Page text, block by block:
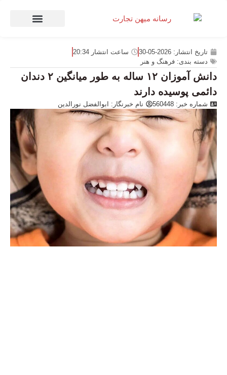
تاریخ انتشار: 2026-05-30 ساعت انتشار 20:34
دسته بندی: فرهنگ و هنر
دانش آموزان ۱۲ ساله به طور میانگین ۲ دندان
دائمی پوسیده دارند
شماره خبر: 560448 نام خبرنگار: ابوالفضل نورالدین